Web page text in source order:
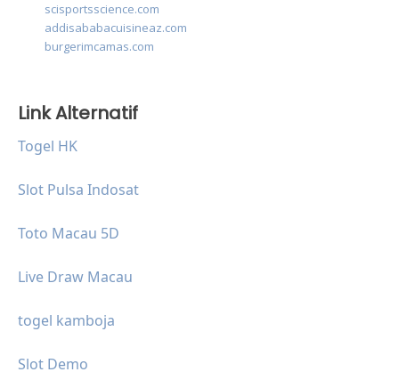
scisportsscience.com
addisababacuisineaz.com
burgerimcamas.com
Link Alternatif
Togel HK
Slot Pulsa Indosat
Toto Macau 5D
Live Draw Macau
togel kamboja
Slot Demo